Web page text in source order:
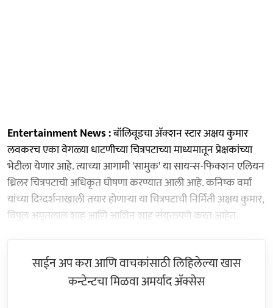
Entertainment News :बॉलिवूडचा ॲक्शन स्टार अक्षय कुमार
लवकरच एका वेगळ्या धाटणीच्या चित्रपटाच्या माध्यमातून प्रेक्षकांच्या
भेटीला येणार आहे. त्याच्या आगामी 'सामुक' या सायन्स-फिक्शन एलियन
थ्रिलर चित्रपटाची अधिकृत घोषणा करण्यात आली आहे. कनिष्क वर्मा
यांच्या दिग्दर्शनाखाली तयार होणाऱ्या या चित्रपटाची निर्मिती अक्षय कुमार,
विपुल अमृतलाल शाह आणि आशिन शाह संयुक्तपणे करत आहेत.
साईन अप करा आणि वाचकांसाठी लिहिलेल्या खास
कन्टेन्टचा मिळवा अमर्याद ॲक्सेस